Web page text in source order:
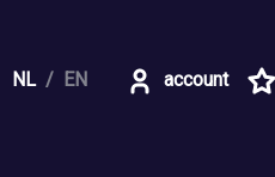
NL EN account